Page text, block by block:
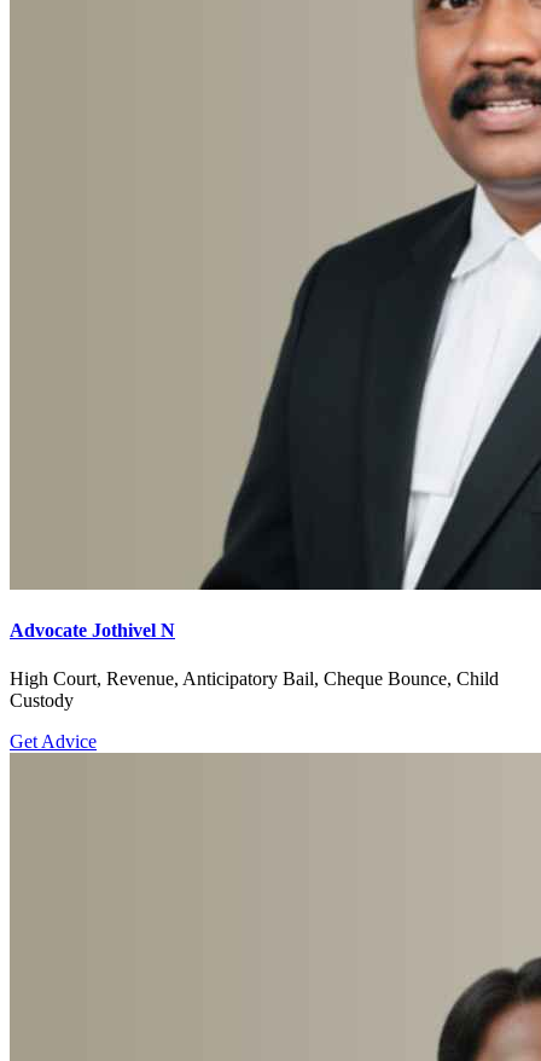
Advocate Jothivel N
High Court, Revenue, Anticipatory Bail, Cheque Bounce, Child
Custody
Get Advice